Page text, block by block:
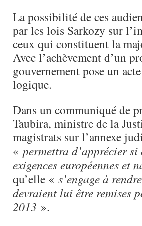
La possibilité de ces
par les lois Sarkozy sur
ceux qui constituent la
Avec l’achèvement d’un
gouvernement pose un
logique.
Dans un communiqué de
Taubira, ministre de la
magistrats sur l’annexe
« permettra d’apprécier si
exigences européennes et
qu’elle « s’engage à
devraient lui être remises
2013 ».